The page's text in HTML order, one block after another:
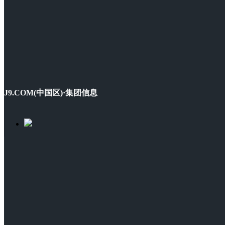
J9.COM(中国区)·集团信息